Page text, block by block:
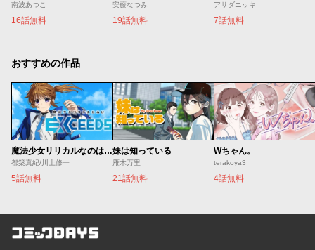
南波あつこ
16話無料
安藤なつみ
19話無料
アサダニッキ
7話無料
おすすめの作品
魔法少女リリカルなのは EXCEEDS
都築真紀/川上修一
5話無料
妹は知っている
雁木万里
21話無料
Wちゃん。
terakoya3
4話無料
コミックDAYS